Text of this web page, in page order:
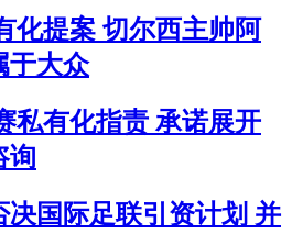
化提案 切尔西主帅阿
于大众
私有化指责 承诺展开
询
决国际足联引资计划 并